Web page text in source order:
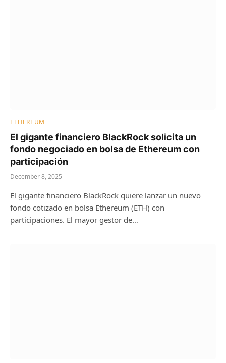
ETHEREUM
El gigante financiero BlackRock solicita un
fondo negociado en bolsa de Ethereum con
participación
December 8, 2025
El gigante financiero BlackRock quiere lanzar un nuevo
fondo cotizado en bolsa Ethereum (ETH) con
participaciones. El mayor gestor de…